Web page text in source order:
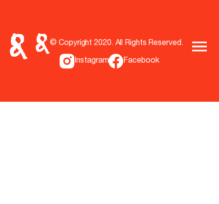
© Copyright 2020. All Rights Reserved.
Instagram Facebook